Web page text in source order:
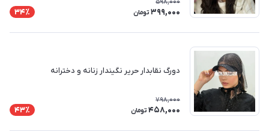
598,000
399,000 تومان 34٪
دورگ نقابدار حریر نگیندار زنانه و دخترانه
798,000
458,000 تومان 43٪